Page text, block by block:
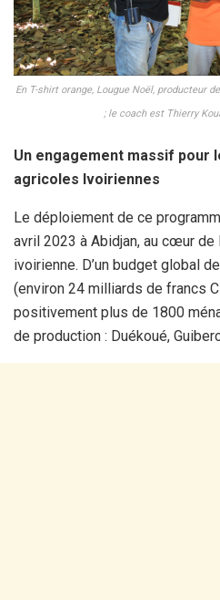
En T-shirt orange, Lougue Noël, producteur
; le coach est Thierry
Un engagement massif pour
agricoles Ivoiriennes
Le déploiement de ce
avril 2023 à Abidjan, au cœur
ivoirienne. D’un budget global
(environ 24 milliards de francs
positivement plus de 1800
de production : Duékoué,